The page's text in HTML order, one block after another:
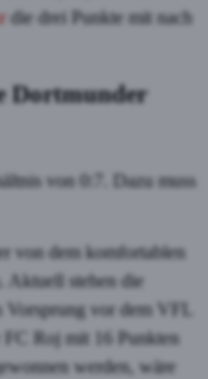
die drei Punkte mit nach
Dortmunder
von 0:7. Dazu muss
von dem komfortablen
Aktuell stehen die
vor dem VFL
FC Roj mit 16 Punkten
werden, wäre